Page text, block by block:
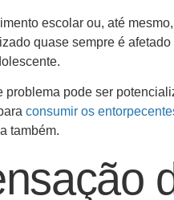
escolar ou, até
quase sempre é afetado
problema pode ser
consumir os
também.